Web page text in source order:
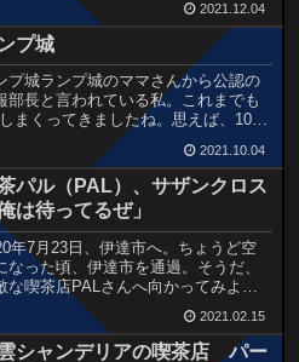
濃厚感、そろってます・・・。そん
末をお好きなお酒好きな方には、こ
を紹介します。室...
2021.12.04
プ城
プ城ランプ城のママさんから公認の
部長と言われている私。これまでも
まくってきましたね。思えば、10年
っと前、この店への悪口・陰口が絶
なく続いてお客がほとんど来ない
がありました。地元の人も寄り付か
った。廃業の危機で...
2021.10.04
パル（PAL）、サザンクロス
は待ってるぜ」
年7月23日、伊達市へ。ちょうど空
なった頃、伊達市を通過。そうだ、
な喫茶店PALさんへ向かってみよ
ちょうど開いてて良かった。ガーデ
グ感溢れてます。ドアのフライパン
"OPEN"と書かれています。お店はご
2021.02.15
シャンデリアの喫茶店 パー